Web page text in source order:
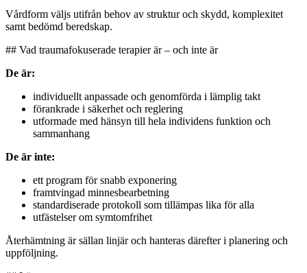
Vårdform väljs utifrån behov av struktur och skydd, komplexitet
samt bedömd beredskap.
## Vad traumafokuserade terapier är – och inte är
De är:
individuellt anpassade och genomförda i lämplig takt
förankrade i säkerhet och reglering
utformade med hänsyn till hela individens funktion och
sammanhang
De är inte:
ett program för snabb exponering
framtvingad minnesbearbetning
standardiserade protokoll som tillämpas lika för alla
utfästelser om symtomfrihet
Återhämtning är sällan linjär och hanteras därefter i planering och
uppföljning.